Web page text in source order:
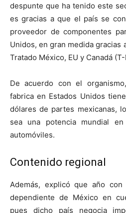
despunte que ha tenido este
es gracias a que el país se
proveedor de componentes
Unidos, en gran medida gracias
Tratado México, EU y Canadá (T-
De acuerdo con el
fabrica en Estados Unidos
dólares de partes mexicanas,
sea una potencia mundial
automóviles.
Contenido regional
Además, explicó que año
dependiente de México en
pues dicho país negocia